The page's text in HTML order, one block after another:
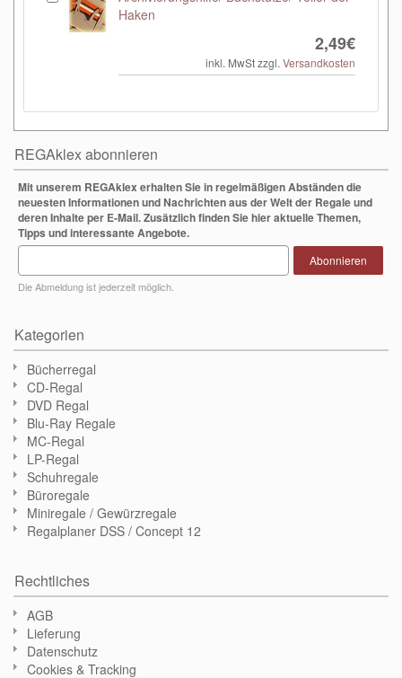
Haken
2,49€
inkl. MwSt zzgl.Versandkosten
REGAklex abonnieren
Mit unserem REGAklex erhalten Sie in regelmäßigen Abständen die
neuesten Informationen und Nachrichten aus der Welt der Regale und
deren Inhalte per E-Mail. Zusätzlich finden Sie hier aktuelle Themen,
Tipps und interessante Angebote.
Die Abmeldung ist jederzeit möglich.
Abonnieren
Kategorien
Bücherregal
CD-Regal
DVD Regal
Blu-Ray Regale
MC-Regal
LP-Regal
Schuhregale
Büroregale
Miniregale / Gewürzregale
Regalplaner DSS / Concept 12
Rechtliches
AGB
Lieferung
Datenschutz
Cookies & Tracking